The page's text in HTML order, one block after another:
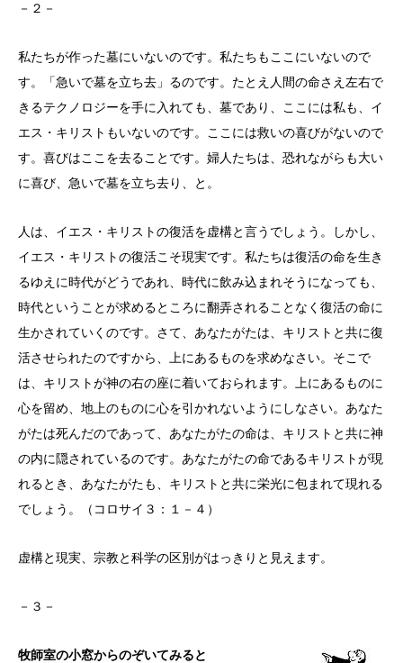
－２－
私たちが作った墓にいないのです。私たちもここにいないので
す。「急いで墓を立ち去」るのです。たとえ人間の命さえ左右で
きるテクノロジーを手に入れても、墓であり、ここには私も、イ
エス・キリストもいないのです。ここには救いの喜びがないので
す。喜びはここを去ることです。婦人たちは、恐れながらも大い
に喜び、急いで墓を立ち去り、と。
人は、イエス・キリストの復活を虚構と言うでしょう。しかし、
イエス・キリストの復活こそ現実です。私たちは復活の命を生き
るゆえに時代がどうであれ、時代に飲み込まれそうになっても、
時代ということが求めるところに翻弄されることなく復活の命に
生かされていくのです。さて、あなたがたは、キリストと共に復
活させられたのですから、上にあるものを求めなさい。そこで
は、キリストが神の右の座に着いておられます。上にあるものに
心を留め、地上のものに心を引かれないようにしなさい。あなた
がたは死んだのであって、あなたがたの命は、キリストと共に神
の内に隠されているのです。あなたがたの命であるキリストが現
れるとき、あなたがたも、キリストと共に栄光に包まれて現れる
でしょう。（コロサイ３：１－４）
虚構と現実、宗教と科学の区別がはっきりと見えます。
－３－
牧師室の小窓からのぞいてみると